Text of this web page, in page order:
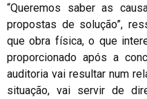
“Queremos saber as
propostas de solução”,
que obra física, o que
proporcionado após a
auditoria vai resultar num
situação, vai servir de